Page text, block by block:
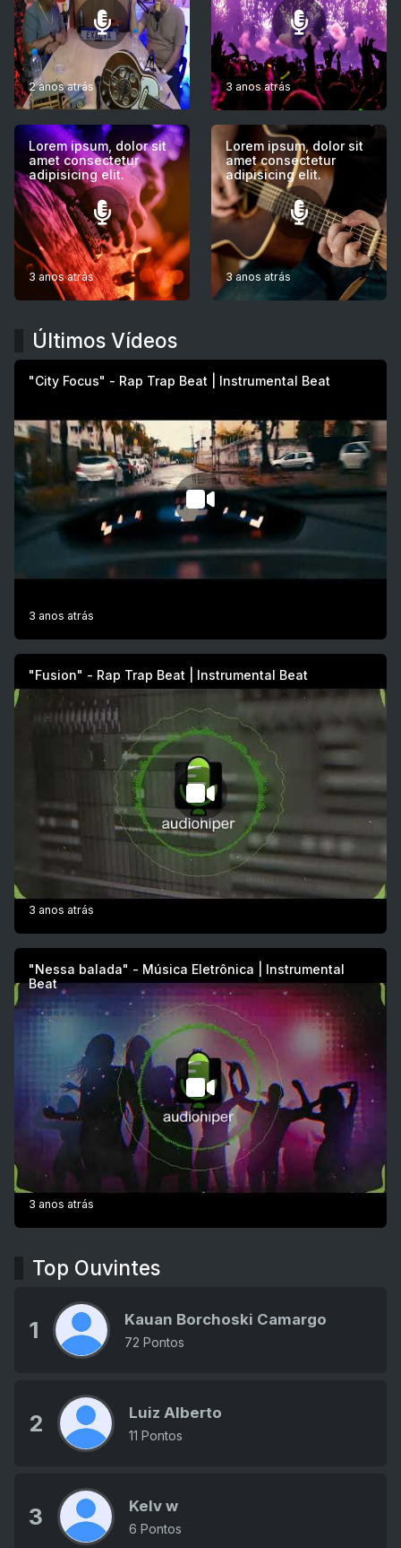
2 anos atrás 3 anos atrás
Lorem ipsum, dolor sit
amet consectetur
adipisicing elit.
3 anos atrás
Lorem ipsum, dolor sit
amet consectetur
adipisicing elit.
3 anos atrás
Últimos Vídeos
"City Focus" - Rap Trap Beat | Instrumental Beat
3 anos atrás
"Fusion" - Rap Trap Beat | Instrumental Beat
3 anos atrás
"Nessa balada" - Música Eletrônica | Instrumental
Beat
3 anos atrás
Top Ouvintes
1 Kauan Borchoski Camargo
72 Pontos
2 Luiz Alberto
11 Pontos
3 Kelv w
6 Pontos